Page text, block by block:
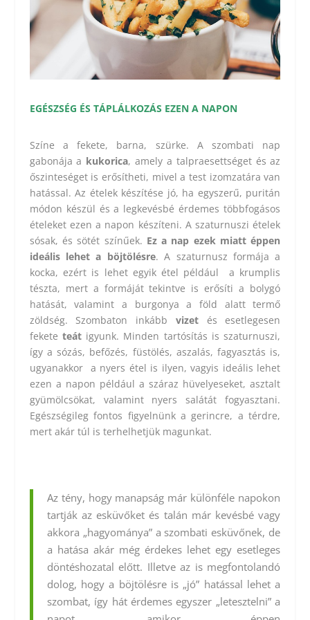
EGÉSZSÉG ÉS TÁPLÁLKOZÁS EZEN A NAPON
Színe a fekete, barna, szürke. A szombati nap
gabonája a kukorica, amely a talpraesettséget és az
őszinteséget is erősítheti, mivel a test izomzatára van
hatással. Az ételek készítése jó, ha egyszerű, puritán
módon készül és a legkevésbé érdemes többfogásos
ételeket ezen a napon készíteni. A szaturnuszi ételek
sósak, és sötét színűek. Ez a nap ezek miatt éppen
ideális lehet a böjtölésre. A szaturnusz formája a
kocka, ezért is lehet egyik étel például a krumplis
tészta, mert a formáját tekintve is erősíti a bolygó
hatását, valamint a burgonya a föld alatt termő
zöldség. Szombaton inkább vizetés esetlegesen
fekete teátigyunk. Minden tartósítás is szaturnuszi,
így a sózás, befőzés, füstölés, aszalás, fagyasztás is,
ugyanakkor a nyers étel is ilyen, vagyis ideális lehet
ezen a napon például a száraz hüvelyeseket, asztalt
gyümölcsökat, valamint nyers salátát fogyasztani.
Egészségileg fontos figyelnünk a gerincre, a térdre,
mert akár túl is terhelhetjük magunkat.
Az tény, hogy manapság már különféle napokon
tartják az esküvőket és talán már kevésbé vagy
akkora „hagyománya” a szombati esküvőnek, de
a hatása akár még érdekes lehet egy esetleges
döntéshozatal előtt. Illetve az is megfontolandó
dolog, hogy a böjtölésre is „jó” hatással lehet a
szombat, így hát érdemes egyszer „letesztelni” a